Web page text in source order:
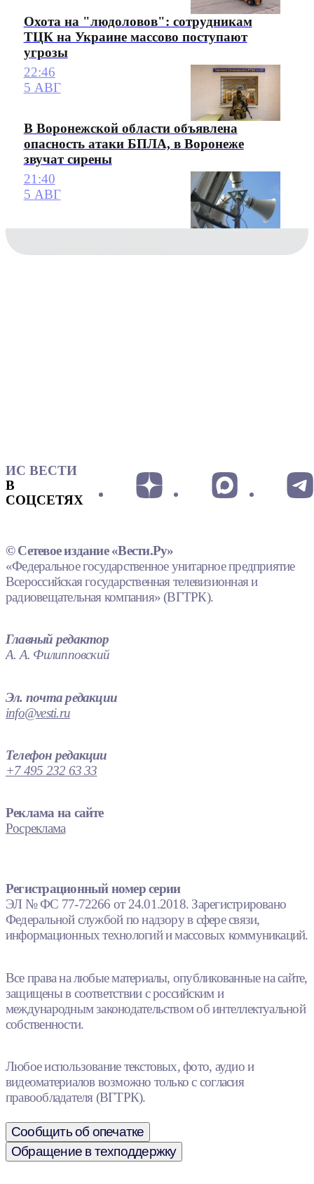
Охота на "людоловов": сотрудникам
ТЦК на Украине массово поступают
угрозы
22:46
5 АВГ
В Воронежской области объявлена
опасность атаки БПЛА, в Воронеже
звучат сирены
21:40
5 АВГ
ИС ВЕСТИ
В
СОЦСЕТЯХ
© Сетевое издание «Вести.Ру»
«Федеральное государственное унитарное предприятие
Всероссийская государственная телевизионная и
радиовещательная компания» (ВГТРК).
Главный редактор
А. А. Филипповский
Эл. почта редакции
info@vesti.ru
Телефон редакции
+7 495 232 63 33
Реклама на сайте
Росреклама
Регистрационный номер серии
ЭЛ № ФС 77-72266 от 24.01.2018. Зарегистрировано
Федеральной службой по надзору в сфере связи,
информационных технологий и массовых коммуникаций.
Все права на любые материалы, опубликованные на сайте,
защищены в соответствии с российским и
международным законодательством об интеллектуальной
собственности.
Любое использование текстовых, фото, аудио и
видеоматериалов возможно только с согласия
правообладателя (ВГТРК).
Сообщить об опечатке
Обращение в техподдержку